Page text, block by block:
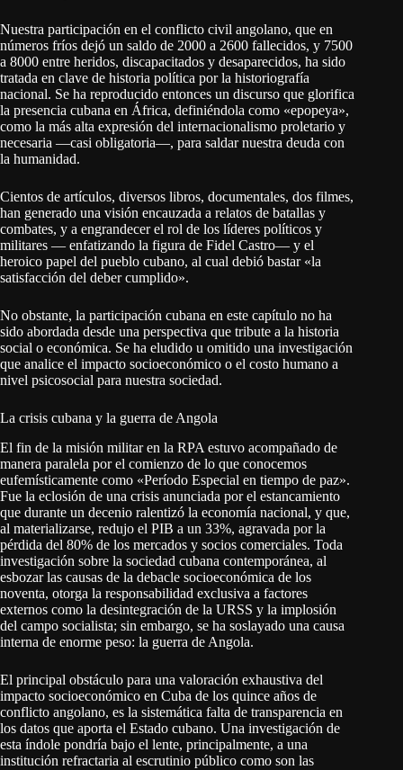
Nuestra participación en el conflicto civil angolano, que en
números fríos dejó un saldo de 2000 a 2600 fallecidos, y 7500
a 8000 entre heridos, discapacitados y desaparecidos, ha sido
tratada en clave de historia política por la historiografía
nacional. Se ha reproducido entonces un discurso que glorifica
la presencia cubana en África, definiéndola como «epopeya»,
como la más alta expresión del internacionalismo proletario y
necesaria ―casi obligatoria―, para saldar nuestra deuda con
la humanidad.
Cientos de artículos, diversos libros, documentales, dos filmes,
han generado una visión encauzada a relatos de batallas y
combates, y a engrandecer el rol de los líderes políticos y
militares ― enfatizando la figura de Fidel Castro― y el
heroico papel del pueblo cubano, al cual debió bastar «la
satisfacción del deber cumplido».
No obstante, la participación cubana en este capítulo no ha
sido abordada desde una perspectiva que tribute a la historia
social o económica. Se ha eludido u omitido una investigación
que analice el impacto socioeconómico o el costo humano a
nivel psicosocial para nuestra sociedad.
La crisis cubana y la guerra de Angola
El fin de la misión militar en la RPA estuvo acompañado de
manera paralela por el comienzo de lo que conocemos
eufemísticamente como «Período Especial en tiempo de paz».
Fue la eclosión de una crisis anunciada por el estancamiento
que durante un decenio ralentizó la economía nacional, y que,
al materializarse, redujo el PIB a un 33%, agravada por la
pérdida del 80% de los mercados y socios comerciales. Toda
investigación sobre la sociedad cubana contemporánea, al
esbozar las causas de la debacle socioeconómica de los
noventa, otorga la responsabilidad exclusiva a factores
externos como la desintegración de la URSS y la implosión
del campo socialista; sin embargo, se ha soslayado una causa
interna de enorme peso: la guerra de Angola.
El principal obstáculo para una valoración exhaustiva del
impacto socioeconómico en Cuba de los quince años de
conflicto angolano, es la sistemática falta de transparencia en
los datos que aporta el Estado cubano. Una investigación de
esta índole pondría bajo el lente, principalmente, a una
institución refractaria al escrutinio público como son las